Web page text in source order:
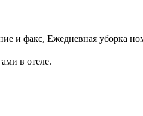
и факс, Ежедневная уборка
в отеле.